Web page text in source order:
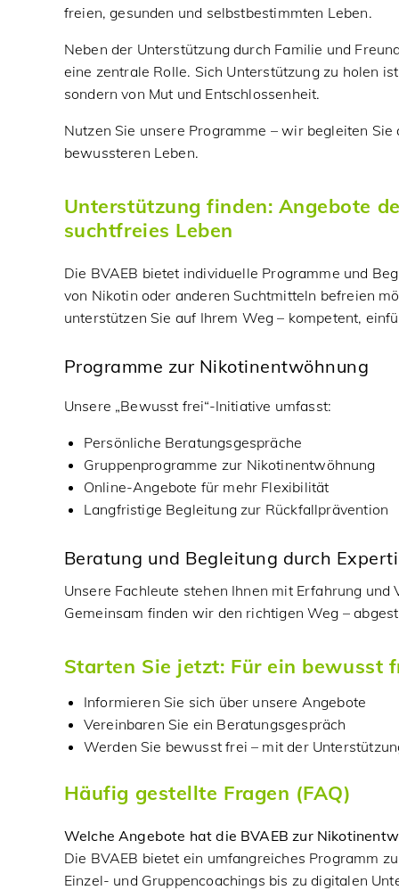
freien, gesunden und selbstbestimmten Leben.
Neben der Unterstützung durch Familie und
eine zentrale Rolle. Sich Unterstützung zu holen
sondern von Mut und Entschlossenheit.
Nutzen Sie unsere Programme – wir begleiten
bewussteren Leben.
Unterstützung finden: Angebote
suchtfreies Leben
Die BVAEB bietet individuelle Programme und
von Nikotin oder anderen Suchtmitteln befreien
unterstützen Sie auf Ihrem Weg – kompetent,
Programme zur Nikotinentwöhnung
Unsere „Bewusst frei“-Initiative umfasst:
Persönliche Beratungsgespräche
Gruppenprogramme zur Nikotinentwöhnung
Online-Angebote für mehr Flexibilität
Langfristige Begleitung zur Rückfallprävention
Beratung und Begleitung durch
Unsere Fachleute stehen Ihnen mit Erfahrung und
Gemeinsam finden wir den richtigen Weg –
Starten Sie jetzt: Für ein bewusst
Informieren Sie sich über unsere Angebote
Vereinbaren Sie ein Beratungsgespräch
Werden Sie bewusst frei – mit der
Häufig gestellte Fragen (FAQ)
Welche Angebote hat die BVAEB zur
Die BVAEB bietet ein umfangreiches Programm
Einzel- und Gruppencoachings bis zu digitalen